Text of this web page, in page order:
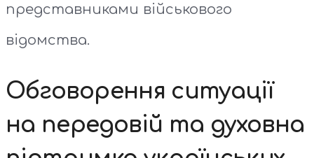
представниками військового
відомства.
Обговорення ситуації
на передовій та духовна